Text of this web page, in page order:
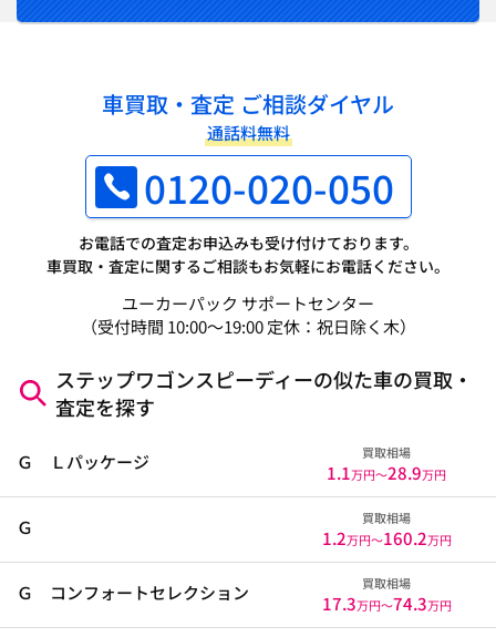
車買取・査定 ご相談ダイヤル
通話料無料
0120-020-050
お電話での査定お申込みも受け付けております。
車買取・査定に関するご相談もお気軽にお電話ください。
ユーカーパック サポートセンター
（受付時間 10:00～19:00 定休：祝日除く木）
ステップワゴンスピーディーの似た車の買取・
査定を探す
Ｇ Ｌパッケージ 買取相場
1.1万円〜28.9万円
Ｇ 買取相場
1.2万円〜160.2万円
Ｇ コンフォートセレクション 買取相場
17.3万円〜74.3万円